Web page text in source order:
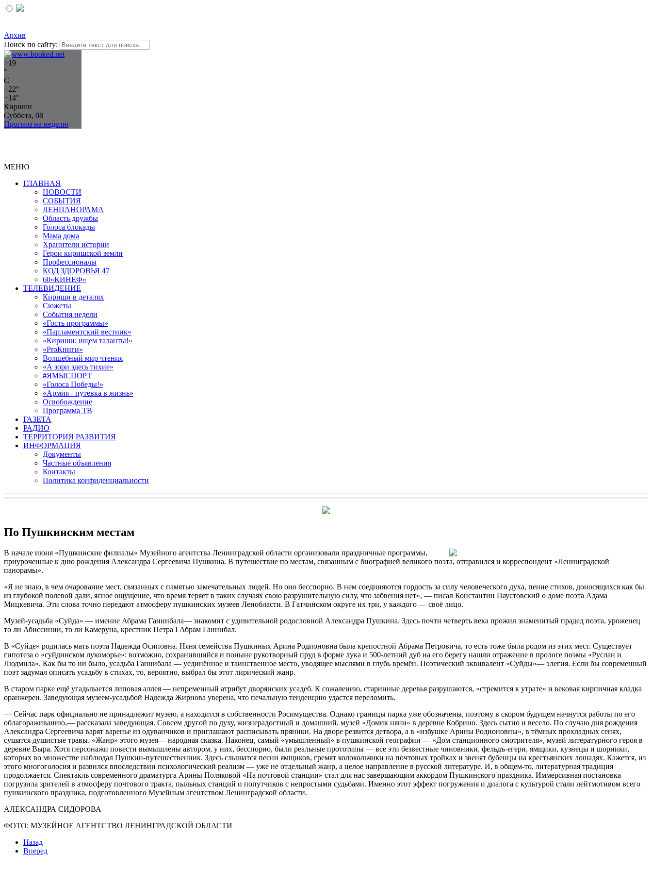
Архив
Поиск по сайту:
+19
°
C
+22°
+14°
Кириши
Суббота, 08
Прогноз на неделю
МЕНЮ
ГЛАВНАЯ
НОВОСТИ
СОБЫТИЯ
ЛЕНПАНОРАМА
Область дружбы
Голоса блокады
Мама дома
Хранители истории
Герои киришской земли
Профессионалы
КОД ЗДОРОВЬЯ 47
60«КИНЕФ»
ТЕЛЕВИДЕНИЕ
Кириши в деталях
Сюжеты
События недели
«Гость программы»
«Парламентский вестник»
«Кириши: ищем таланты!»
«ProКниги»
Волшебный мир чтения
«А зори здесь тихие»
#ЯМЫСПОРТ
«Голоса Победы!»
«Армия - путевка в жизнь»
Освобождение
Программа ТВ
ГАЗЕТА
РАДИО
ТЕРРИТОРИЯ РАЗВИТИЯ
ИНФОРМАЦИЯ
Документы
Частные объявления
Контакты
Политика конфиденциальности
По Пушкинским местам
В начале июня «Пушкинские филиалы» Музейного агентства Ленинградской области организовали праздничные программы,
приуроченные к дню рождения Александра Сергеевича Пушкина. В путешествие по местам, связанным с биографией великого поэта, отправился и корреспондент «Ленинградской
панорамы».
«Я не знаю, в чем очарование мест, связанных с памятью замечательных людей. Но оно бесспорно. В нем соединяются гордость за силу человеческого духа, пение стихов, доносящихся как бы
из глубокой полевой дали, ясное ощущение, что время теряет в таких случаях свою разрушительную силу, что забвения нет», — писал Константин Паустовский о доме поэта Адама
Мицкевича. Эти слова точно передают атмосферу пушкинских музеев Ленобласти. В Гатчинском округе их три, у каждого — своё лицо.
Музей-усадьба «Суйда» — имение Абрама Ганнибала— знакомит с удивительной родословной Александра Пушкина. Здесь почти четверть века прожил знаменитый прадед поэта, уроженец
то ли Абиссинии, то ли Камеруна, крестник Петра I Абрам Ганнибал.
В «Суйде» родилась мать поэта Надежда Осиповна. Няня семейства Пушкиных Арина Родионовна была крепостной Абрама Петровича, то есть тоже была родом из этих мест. Существует
гипотеза о «суйдинском лукоморье»: возможно, сохранившийся и поныне рукотворный пруд в форме лука и 500-летний дуб на его берегу нашли отражение в прологе поэмы «Руслан и
Людмила». Как бы то ни было, усадьба Ганнибала — уединённое и таинственное место, уводящее мыслями в глубь времён. Поэтический эквивалент «Суйды»— элегия. Если бы современный
поэт задумал описать усадьбу в стихах, то, вероятно, выбрал бы этот лирический жанр.
В старом парке ещё угадывается липовая аллея — непременный атрибут дворянских усадеб. К сожалению, старинные деревья разрушаются, «стремится к утрате» и вековая кирпичная кладка
оранжереи. Заведующая музеем-усадьбой Надежда Жирнова уверена, что печальную тенденцию удастся переломить.
— Сейчас парк официально не принадлежит музею, а находится в собственности Росимущества. Однако границы парка уже обозначены, поэтому в скором будущем начнутся работы по его
облагораживанию,— рассказала заведующая. Совсем другой по духу, жизнерадостный и домашний, музей «Домик няни» в деревне Кобрино. Здесь сытно и весело. По случаю дня рождения
Александра Сергеевича варят варенье из одуванчиков и приглашают расписывать пряники. На дворе резвится детвора, а в «избушке Арины Родионовны», в тёмных прохладных сенях,
сушатся душистые травы. «Жанр» этого музея— народная сказка. Наконец, самый «умышленный» в пушкинской географии — «Дом станционного смотрителя», музей литературного героя в
деревне Выра. Хотя персонажи повести вымышлены автором, у них, бесспорно, были реальные прототипы — все эти безвестные чиновники, фельдъ-егери, ямщики, кузнецы и шорники,
которых во множестве наблюдал Пушкин-путешественник. Здесь слышатся песни ямщиков, гремят колокольчики на почтовых тройках и звенят бубенцы на крестьянских лошадях. Кажется, из
этого многоголосия и развился впоследствии психологический реализм — уже не отдельный жанр, а целое направление в русской литературе. И, в общем-то, литературная традиция
продолжается. Спектакль современного драматурга Арины Поляковой «На почтовой станции» стал для нас завершающим аккордом Пушкинского праздника. Иммерсивная постановка
погрузила зрителей в атмосферу почтового тракта, пыльных станций и попутчиков с непростыми судьбами. Именно этот эффект погружения и диалога с культурой стали лейтмотивом всего
пушкинского праздника, подготовленного Музейным агентством Ленинградской области.
АЛЕКСАНДРА СИДОРОВА
ФОТО: МУЗЕЙНОЕ АГЕНТСТВО ЛЕНИНГРАДСКОЙ ОБЛАСТИ
Назад
Вперед